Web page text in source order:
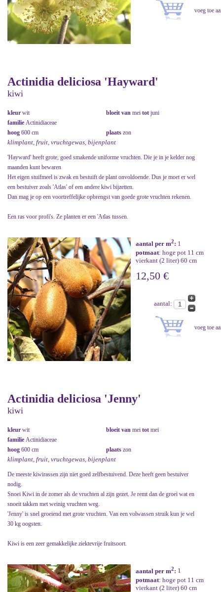
Actinidia deliciosa 'Hayward'
kiwi
kleur wit bloeit van mei tot juni
familie Actinidiaceae
hoog 600 cm plaats zon
klimplant, fruit, vruchtgewas, bijenplant
'Hayward' heeft grote, goed smakende uniforme vruchten. Die je in je kelder nog
maanden kunt bewaren
Het eigen stuifmeel is zwak en bestuift de plant onvoldoende. Dus je moet er wel
een bestuiver zoals 'Atlas' of een andere kiwi bijzetten.
Dan mag je op een voortreffelijke opbrengst van goede grote vruchten rekenen.
Een ras voor profi's. Ze planten er een 'Atlas tussen.
aantal per m2: 1
potmaat: hoge pot 11 cm
vierkant (2 liter) 60 cm
12,50 €
aantal:
Actinidia deliciosa 'Jenny'
kiwi
kleur wit bloeit van mei tot mei
familie Actinidiaceae
hoog 600 cm plaats zon
klimplant, fruit, vruchtgewas, bijenplant
De meeste kiwirassen zijn niet goed zelfbestuivend. Deze heeft geen bestuiver
nodig.
Snoei Kiwi in de zomer als de vruchten al zijn gezet. Je remt dan de groei wat en
snoeit takken met weinig vruchten weg.
'Jenny' is snel groeiend met grote vruchten. Van een volwassen struik kun je wel
30 kg oogsten.
Kiwi is een zeer gemakkelijke ziektevrije fruitsoort.
aantal per m2: 1
potmaat: hoge pot 11 cm
vierkant (2 liter) 60 cm